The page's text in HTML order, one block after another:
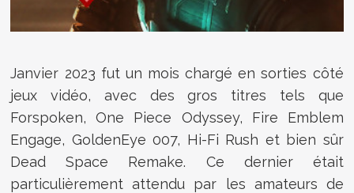
Janvier 2023 fut un mois chargé en sorties côté
jeux vidéo, avec des gros titres tels que
Forspoken, One Piece Odyssey, Fire Emblem
Engage, GoldenEye 007, Hi-Fi Rush et bien sûr
Dead Space Remake. Ce dernier était
particulièrement attendu par les amateurs de